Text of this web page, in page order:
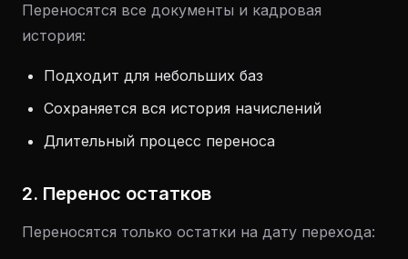
Переносятся все документы и кадровая
история:
Подходит для небольших баз
Сохраняется вся история начислений
Длительный процесс переноса
2. Перенос остатков
Переносятся только остатки на дату перехода: